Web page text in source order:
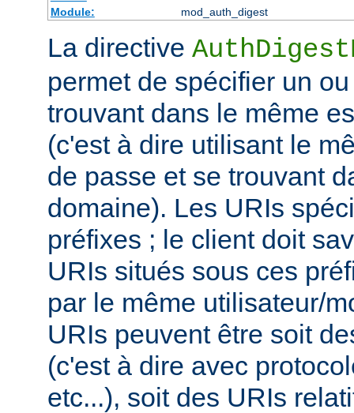
Module:
mod_auth_digest
La directive
permet de spécifier un
trouvant dans le même
(c'est à dire utilisant le
de passe et se trouvant
domaine). Les URIs
préfixes ; le client doit
URIs situés sous ces
par le même utilisateur/
URIs peuvent être soit
(c'est à dire avec
etc...), soit des URIs